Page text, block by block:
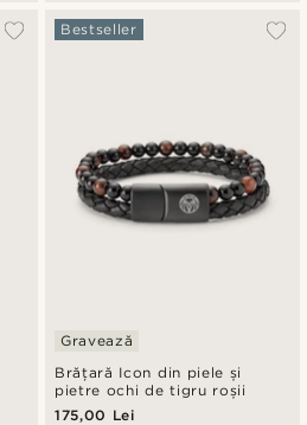
Brățară Icon din piele și
pietre ochi de tigru roșii
Bestseller
Gravează
175,00 Lei